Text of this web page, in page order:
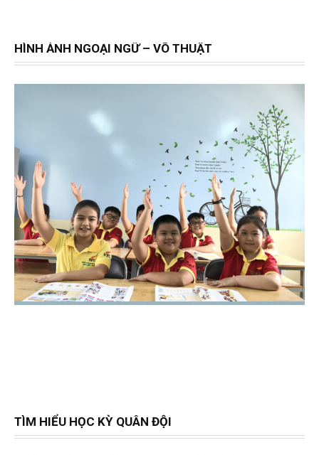
HÌNH ẢNH NGOẠI NGỮ – VÕ THUẬT
TÌM HIỂU HỌC KỲ QUÂN ĐỘI